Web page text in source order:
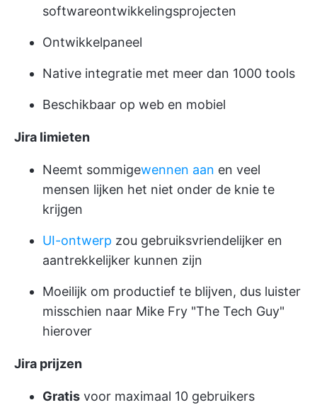
softwareontwikkelingsprojecten
Ontwikkelpaneel
Native integratie met meer dan 1000 tools
Beschikbaar op web en mobiel
Jira limieten
Neemt sommigewennen aan en veel
mensen lijken het niet onder de knie te
krijgen
UI-ontwerp zou gebruiksvriendelijker en
aantrekkelijker kunnen zijn
Moeilijk om productief te blijven, dus luister
misschien naar Mike Fry "The Tech Guy"
hierover
Jira prijzen
Gratis voor maximaal 10 gebruikers